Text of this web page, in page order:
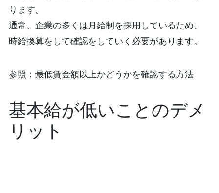
ります。
通常、企業の多くは月給制を採用しているため、
時給換算をして確認をしていく必要があります。
参照：最低賃金額以上かどうかを確認する方法
基本給が低いことのデメ
リット